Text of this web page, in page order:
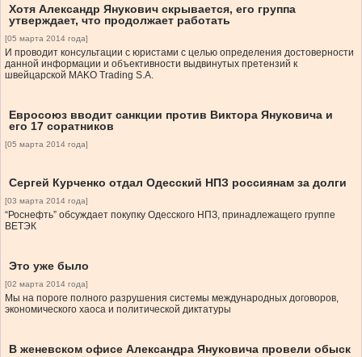
Хотя Александр Янукович скрывается, его группа
утверждает, что продолжает работать
[05 марта 2014 года]
И проводит консультации с юристами с целью определения достоверности
данной информации и объективности выдвинутых претензий к
швейцарской MAKO Trading S.A.
Евросоюз вводит санкции против Виктора Януковича и
его 17 соратников
[05 марта 2014 года]
Сергей Курченко отдал Одесский НПЗ россиянам за долги
[03 марта 2014 года]
“Роснефть” обсуждает покупку Одесского НПЗ, принадлежащего группе
ВЕТЭК
Это уже было
[02 марта 2014 года]
Мы на пороге полного разрушения системы международных договоров,
экономического хаоса и политической диктатуры
В женевском офисе Александра Януковича провели обыск